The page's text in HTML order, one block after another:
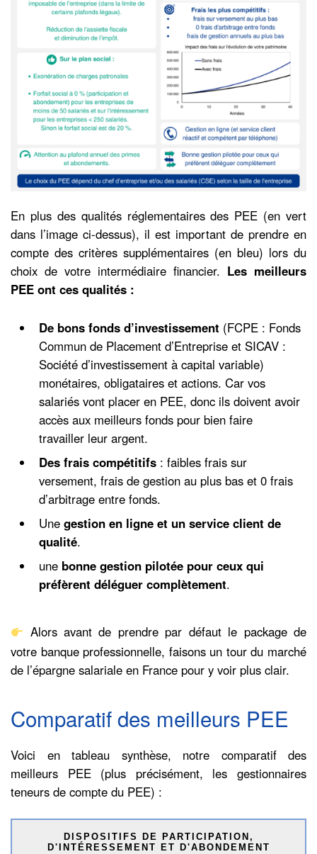
En plus des qualités réglementaires des PEE (en vert
dans l’image ci-dessus), il est important de prendre en
compte des critères supplémentaires (en bleu) lors du
choix de votre intermédiaire financier. Les meilleurs
PEE ont ces qualités :
De bons fonds d’investissement (FCPE : Fonds
Commun de Placement d’Entreprise et SICAV :
Société d’investissement à capital variable)
monétaires, obligataires et actions. Car vos
salariés vont placer en PEE, donc ils doivent avoir
accès aux meilleurs fonds pour bien faire
travailler leur argent.
Des frais compétitifs : faibles frais sur
versement, frais de gestion au plus bas et 0 frais
d’arbitrage entre fonds.
Une gestion en ligne et un service client de
qualité.
une bonne gestion pilotée pour ceux qui
préfèrent déléguer complètement.
Alors avant de prendre par défaut le package de
votre banque professionnelle, faisons un tour du marché
de l’épargne salariale en France pour y voir plus clair.
Comparatif des meilleurs PEE
Voici en tableau synthèse, notre comparatif des
meilleurs PEE (plus précisément, les gestionnaires
teneurs de compte du PEE) :
DISPOSITIFS DE PARTICIPATION,
D'INTÉRESSEMENT ET D'ABONDEMENT